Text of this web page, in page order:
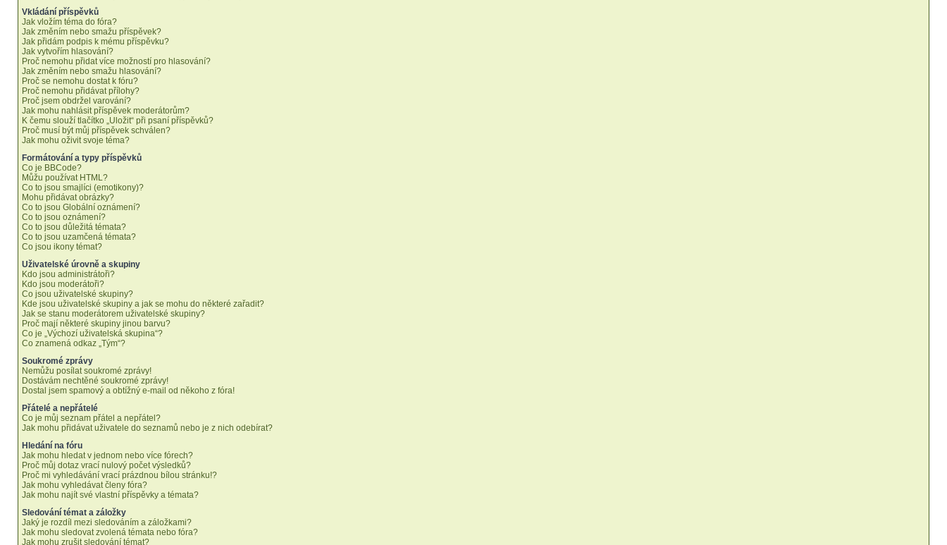
Vkládání příspěvků
Jak vložím téma do fóra?
Jak změním nebo smažu příspěvek?
Jak přidám podpis k mému příspěvku?
Jak vytvořím hlasování?
Proč nemohu přidat více možností pro hlasování?
Jak změním nebo smažu hlasování?
Proč se nemohu dostat k fóru?
Proč nemohu přidávat přílohy?
Proč jsem obdržel varování?
Jak mohu nahlásit příspěvek moderátorům?
K čemu slouží tlačítko „Uložit“ při psaní příspěvků?
Proč musí být můj příspěvek schválen?
Jak mohu oživit svoje téma?
Formátování a typy příspěvků
Co je BBCode?
Můžu používat HTML?
Co to jsou smajlíci (emotikony)?
Mohu přidávat obrázky?
Co to jsou Globální oznámení?
Co to jsou oznámení?
Co to jsou důležitá témata?
Co to jsou uzamčená témata?
Co jsou ikony témat?
Uživatelské úrovně a skupiny
Kdo jsou administrátoři?
Kdo jsou moderátoři?
Co jsou uživatelské skupiny?
Kde jsou uživatelské skupiny a jak se mohu do některé zařadit?
Jak se stanu moderátorem uživatelské skupiny?
Proč mají některé skupiny jinou barvu?
Co je „Výchozí uživatelská skupina“?
Co znamená odkaz „Tým“?
Soukromé zprávy
Nemůžu posílat soukromé zprávy!
Dostávám nechtěné soukromé zprávy!
Dostal jsem spamový a obtížný e-mail od někoho z fóra!
Přátelé a nepřátelé
Co je můj seznam přátel a nepřátel?
Jak mohu přidávat uživatele do seznamů nebo je z nich odebírat?
Hledání na fóru
Jak mohu hledat v jednom nebo více fórech?
Proč můj dotaz vrací nulový počet výsledků?
Proč mi vyhledávání vrací prázdnou bílou stránku!?
Jak mohu vyhledávat členy fóra?
Jak mohu najít své vlastní příspěvky a témata?
Sledování témat a záložky
Jaký je rozdíl mezi sledováním a záložkami?
Jak mohu sledovat zvolená témata nebo fóra?
Jak mohu zrušit sledování témat?